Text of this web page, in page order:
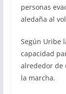
personas
aledaña al
Según Uribe
capacidad
alrededor de
la marcha.